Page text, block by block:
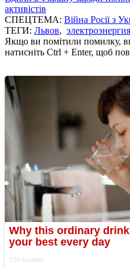
активістів
СПЕЦТЕМА: Війна Росії з
ТЕГИ: Львов, электроэнергия
Якщо ви помітили помилку,
натисніть Ctrl + Enter, щоб